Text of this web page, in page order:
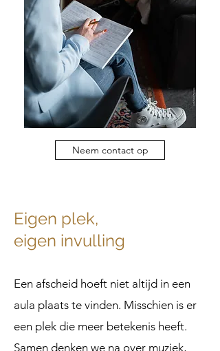
Neem contact op
Eigen plek,
eigen invulling
Een afscheid hoeft niet altijd in een
aula plaats te vinden. Misschien is er
een plek die meer betekenis heeft.
Samen denken we na over muziek,